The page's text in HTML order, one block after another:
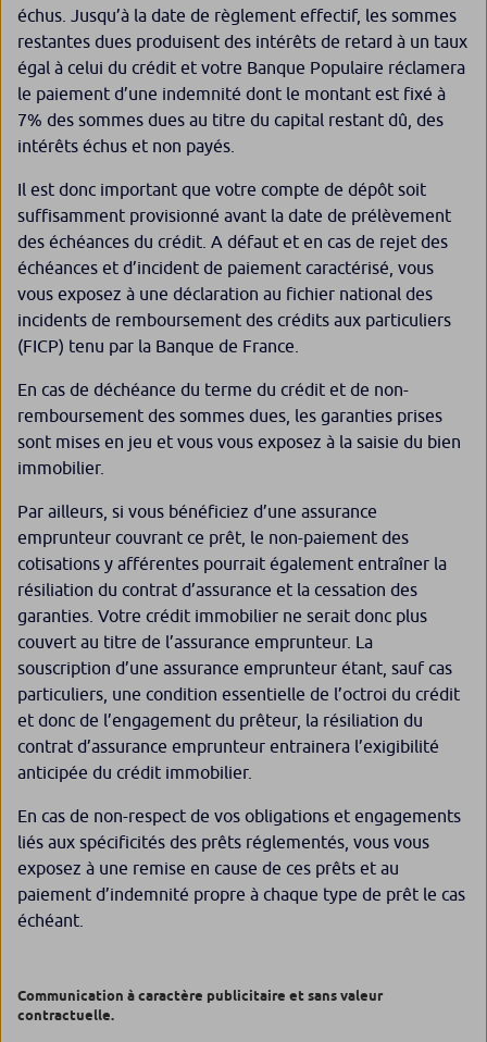
échus. Jusqu’à la date de règlement effectif, les sommes
restantes dues produisent des intérêts de retard à un taux
égal à celui du crédit et votre Banque Populaire réclamera
le paiement d’une indemnité dont le montant est fixé à
7% des sommes dues au titre du capital restant dû, des
intérêts échus et non payés.
Il est donc important que votre compte de dépôt soit
suffisamment provisionné avant la date de prélèvement
des échéances du crédit. A défaut et en cas de rejet des
échéances et d’incident de paiement caractérisé, vous
vous exposez à une déclaration au fichier national des
incidents de remboursement des crédits aux particuliers
(FICP) tenu par la Banque de France.
En cas de déchéance du terme du crédit et de non-
remboursement des sommes dues, les garanties prises
sont mises en jeu et vous vous exposez à la saisie du bien
immobilier.
Par ailleurs, si vous bénéficiez d’une assurance
emprunteur couvrant ce prêt, le non-paiement des
cotisations y afférentes pourrait également entraîner la
résiliation du contrat d’assurance et la cessation des
garanties. Votre crédit immobilier ne serait donc plus
couvert au titre de l’assurance emprunteur. La
souscription d’une assurance emprunteur étant, sauf cas
particuliers, une condition essentielle de l’octroi du crédit
et donc de l’engagement du prêteur, la résiliation du
contrat d’assurance emprunteur entrainera l’exigibilité
anticipée du crédit immobilier.
En cas de non-respect de vos obligations et engagements
liés aux spécificités des prêts réglementés, vous vous
exposez à une remise en cause de ces prêts et au
paiement d’indemnité propre à chaque type de prêt le cas
échéant.
Communication à caractère publicitaire et sans valeur
contractuelle.